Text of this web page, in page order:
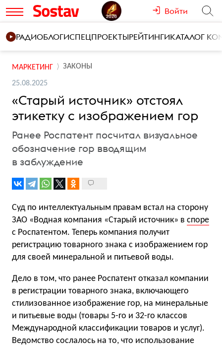
Войти
РАДИОБЛОГИСПЕЦПРОЕКТЫРЕЙТИНГИКАТАЛОГ
МАРКЕТИНГ ЗАКОНЫ
25.08.2025
«Старый источник» отстоял
этикетку с изображением гор
Ранее Роспатент посчитал визуальное
обозначение гор вводящим
в заблуждение
Суд по интеллектуальным правам встал на сторону
ЗАО «Водная компания «Старый источник» в споре
с Роспатентом. Теперь компания получит
регистрацию товарного знака с изображением гор
для своей минеральной и питьевой воды.
Дело в том, что ранее Роспатент отказал компании
в регистрации товарного знака, включающего
стилизованное изображение гор, на минеральные
и питьевые воды (товары 5-го и 32-го классов
Международной классификации товаров и услуг).
Ведомство сослалось на то, что использование